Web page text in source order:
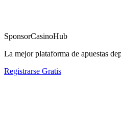
SponsorCasinoHub
La mejor plataforma de apuestas
Registrarse Gratis